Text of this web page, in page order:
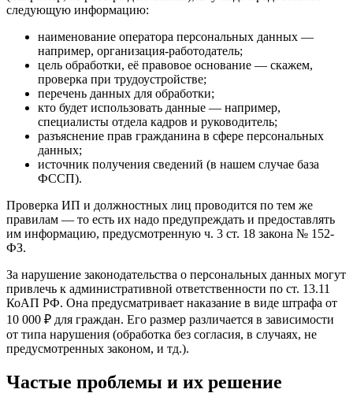
следующую информацию:
наименование оператора персональных данных —
например, организация-работодатель;
цель обработки, её правовое основание — скажем,
проверка при трудоустройстве;
перечень данных для обработки;
кто будет использовать данные — например,
специалисты отдела кадров и руководитель;
разъяснение прав гражданина в сфере персональных
данных;
источник получения сведений (в нашем случае база
ФССП).
Проверка ИП и должностных лиц проводится по тем же
правилам — то есть их надо предупреждать и предоставлять
им информацию, предусмотренную ч. 3 ст. 18 закона № 152-
ФЗ.
За нарушение законодательства о персональных данных могут
привлечь к административной ответственности по ст. 13.11
КоАП РФ. Она предусматривает наказание в виде штрафа от
10 000 ₽ для граждан. Его размер различается в зависимости
от типа нарушения (обработка без согласия, в случаях, не
предусмотренных законом, и тд.).
Частые проблемы и их решение